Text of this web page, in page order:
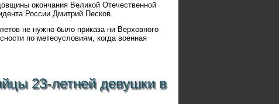
окончания Великой Отечественной
России Дмитрий Песков.
не нужно было приказа ни Верховного
по метеоусловиям, когда военная
23-летней девушки в